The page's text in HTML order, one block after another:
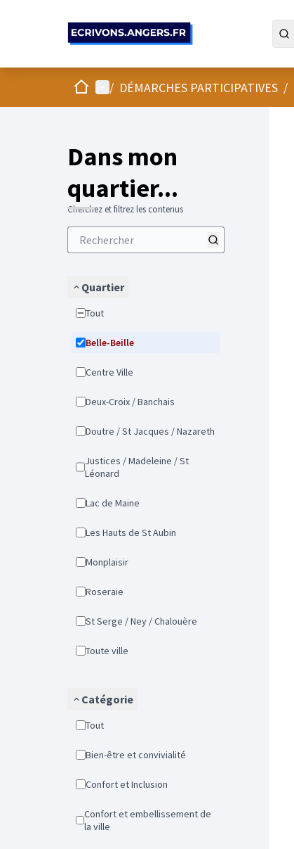
AccueilMenu principal
/ DÉMARCHES PARTICIPATIVES /
Dans mon
quartier...
Cherchez et filtrez les contenus
Quartier
Tout
Belle-Beille
Centre Ville
Deux-Croix / Banchais
Doutre / St Jacques / Nazareth
Justices / Madeleine / St
Léonard
Lac de Maine
Les Hauts de St Aubin
Monplaisir
Roseraie
St Serge / Ney / Chalouère
Toute ville
Catégorie
Tout
Bien-être et convivialité
Confort et Inclusion
Confort et embellissement de
la ville